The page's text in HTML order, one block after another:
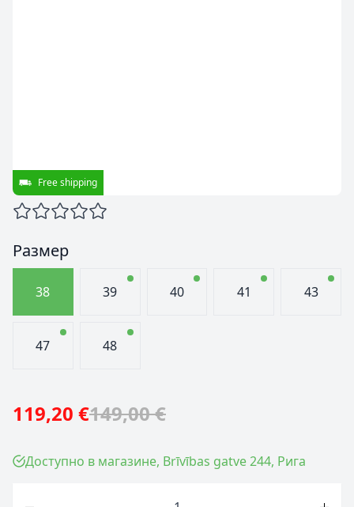
Free shipping
Размер
38 39 40 41 43
47 48
119,20 €149,00 €
Доступно в магазине, Brīvības gatve 244, Рига